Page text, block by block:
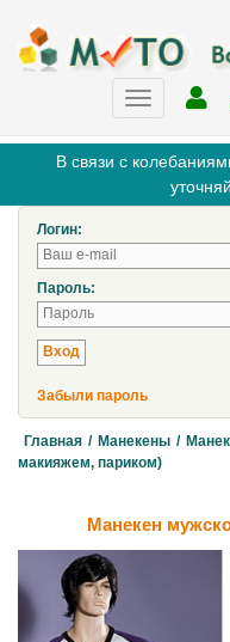
В связи с
Логин:
Пароль:
Забыли пароль
Главная / Манекены /
макияжем, париком)
Манекен